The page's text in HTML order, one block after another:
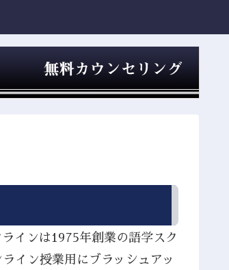
インは1975年創業の語学スク
イン授業用にブラッシュアッ